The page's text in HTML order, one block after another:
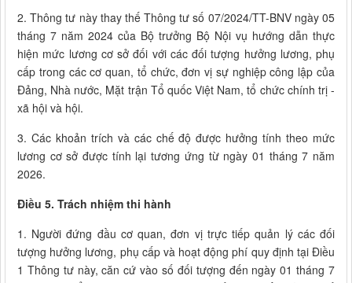
2. Thông tư này thay thế Thông tư số 07/2024/TT-BNV ngày 05
tháng 7 năm 2024 của Bộ trưởng Bộ Nội vụ hướng dẫn thực
hiện mức lương cơ sở đối với các đối tượng hưởng lương, phụ
cấp trong các cơ quan, tổ chức, đơn vị sự nghiệp công lập của
Đảng, Nhà nước, Mặt trận Tổ quốc Việt Nam, tổ chức chính trị -
xã hội và hội.
3. Các khoản trích và các chế độ được hưởng tính theo mức
lương cơ sở được tính lại tương ứng từ ngày 01 tháng 7 năm
2026.
Điều 5. Trách nhiệm thi hành
1. Người đứng đầu cơ quan, đơn vị trực tiếp quản lý các đối
tượng hưởng lương, phụ cấp và hoạt động phí quy định tại Điều
1 Thông tư này, căn cứ vào số đối tượng đến ngày 01 tháng 7